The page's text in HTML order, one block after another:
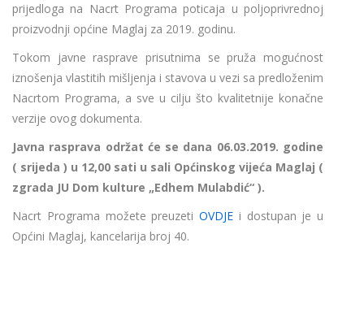
prijedloga na Nacrt Programa poticaja u poljoprivrednoj
proizvodnji općine Maglaj za 2019. godinu.
Tokom javne rasprave prisutnima se pruža mogućnost
iznošenja vlastitih mišljenja i stavova u vezi sa predloženim
Nacrtom Programa, a sve u cilju što kvalitetnije konačne
verzije ovog dokumenta.
Javna rasprava održat će se dana 06.03.2019. godine
( srijeda ) u 12,00 sati u sali Općinskog vijeća Maglaj (
zgrada JU Dom kulture „Edhem Mulabdić“ ).
Nacrt Programa možete preuzeti OVDJE i dostupan je u
Općini Maglaj, kancelarija broj 40.